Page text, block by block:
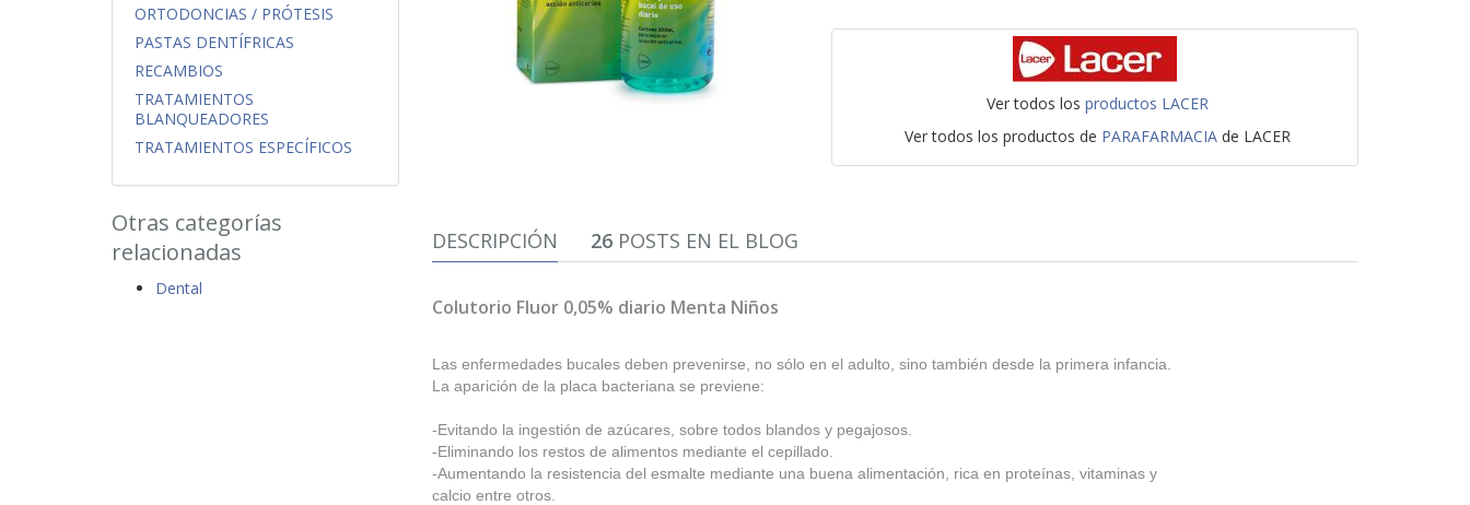
ORTODONCIAS / PRÓTESIS
PASTAS DENTÍFRICAS
RECAMBIOS
TRATAMIENTOS
BLANQUEADORES
TRATAMIENTOS ESPECÍFICOS
Otras categorías
relacionadas
Dental
Ver todos losproductos LACER
Ver todos los productos de PARAFARMACIA de LACER
DESCRIPCIÓN 26POSTS EN EL BLOG
Colutorio Fluor 0,05% diario Menta Niños
Las enfermedades bucales deben prevenirse, no sólo en el adulto, sino también desde la primera infancia.
La aparición de la placa bacteriana se previene:
-Evitando la ingestión de azúcares, sobre todos blandos y pegajosos.
-Eliminando los restos de alimentos mediante el cepillado.
-Aumentando la resistencia del esmalte mediante una buena alimentación, rica en proteínas, vitaminas y
calcio entre otros.